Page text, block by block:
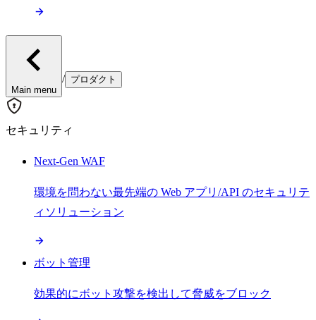
Main menu
/ プロダクト
セキュリティ
Next-Gen WAF
環境を問わない最先端の Web アプリ/API のセキュリテ
ィソリューション
ボット管理
効果的にボット攻撃を検出して脅威をブロック